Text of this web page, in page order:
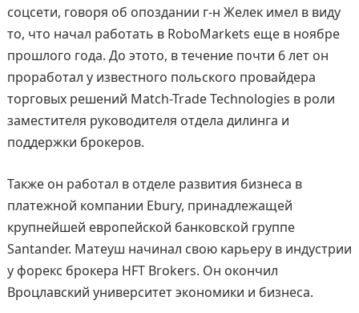
соцсети, говоря об опоздании г-н Желек имел в виду
то, что начал работать в RoboMarkets еще в ноябре
прошлого года. До этото, в течение почти 6 лет он
проработал у известного польского провайдера
торговых решений Match-Trade Technologies в роли
заместителя руководителя отдела дилинга и
поддержки брокеров.
Также он работал в отделе развития бизнеса в
платежной компании Ebury, принадлежащей
крупнейшей европейской банковской группе
Santander. Матеуш начинал свою карьеру в индустрии
у форекс брокера HFT Brokers. Он окончил
Вроцлавский университет экономики и бизнеса.